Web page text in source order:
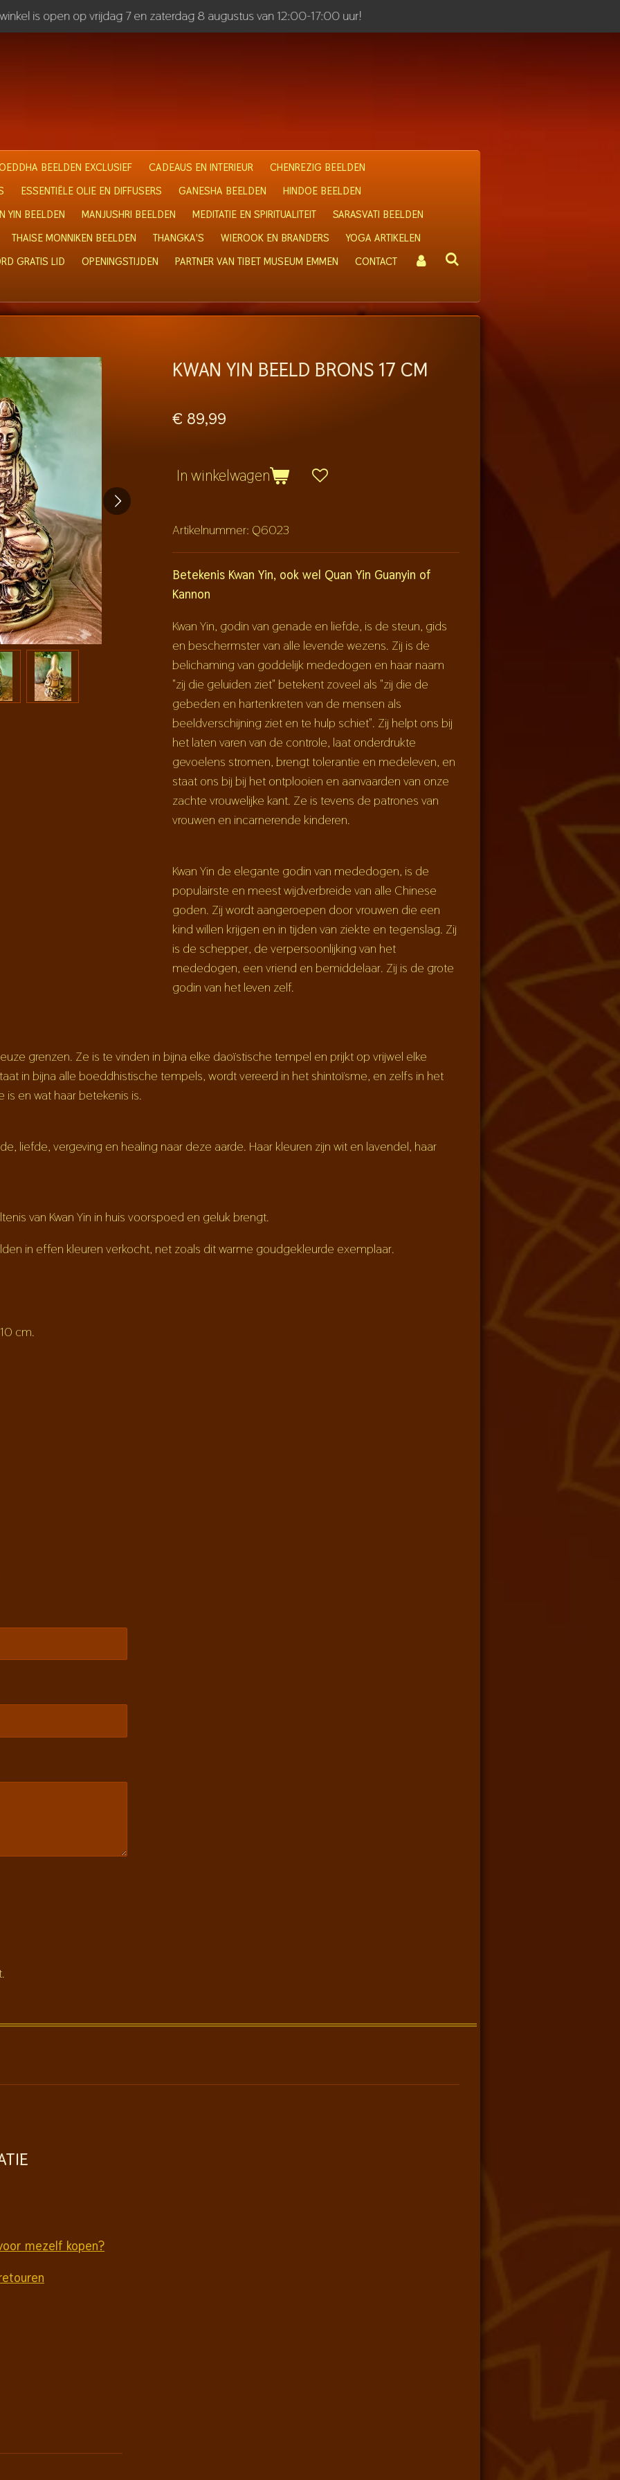
is open op vrijdag 7 en zaterdag 8 augustus van 12:00-17:00 uur!
BEELDEN EXCLUSIEF CADEAUS EN INTERIEUR
CHENREZIG BEELDEN
ESSENTIËLE OLIE EN DIFFUSERS GANESHA BEELDEN
HINDOE BEELDEN
YIN BEELDEN MANJUSHRI BEELDEN MEDITATIE EN SPIRITUALITEIT
SARASVATI BEELDEN
THAISE MONNIKEN BEELDEN THANGKA'S WIEROOK EN BRANDERS
YOGA ARTIKELEN
GRATIS LID OPENINGSTIJDEN PARTNER VAN TIBET MUSEUM EMMEN CONTACT
KWAN YIN BEELD BRONS 17 CM
€ 89,99
In winkelwagen
Artikelnummer: Q6023
Betekenis Kwan Yin, ook wel Quan Yin Guanyin of
Kannon
Kwan Yin, godin van genade en liefde, is de steun, gids
en beschermster van alle levende wezens. Zij is de
belichaming van goddelijk mededogen en haar naam
"zij die geluiden ziet" betekent zoveel als "zij die de
gebeden en hartenkreten van de mensen als
beeldverschijning ziet en te hulp schiet". Zij helpt ons bij
het laten varen van de controle, laat onderdrukte
gevoelens stromen, brengt tolerantie en medeleven, en
staat ons bij bij het ontplooien en aanvaarden van onze
zachte vrouwelijke kant. Ze is tevens de patrones van
vrouwen en incarnerende kinderen.
Kwan Yin de elegante godin van mededogen, is de
populairste en meest wijdverbreide van alle Chinese
goden. Zij wordt aangeroepen door vrouwen die een
kind willen krijgen en in tijden van ziekte en tegenslag. Zij
is de schepper, de verpersoonlijking van het
mededogen, een vriend en bemiddelaar. Zij is de grote
godin van het leven zelf.
grenzen. Ze is te vinden in bijna elke daoïstische tempel en prijkt op vrijwel elke
in bijna alle boeddhistische tempels, wordt vereerd in het shintoïsme, en zelfs in het
en wat haar betekenis is.
liefde, vergeving en healing naar deze aarde. Haar kleuren zijn wit en lavendel, haar
van Kwan Yin in huis voorspoed en geluk brengt.
in effen kleuren verkocht, net zoals dit warme goudgekleurde exemplaar.
cm.
mezelf kopen?